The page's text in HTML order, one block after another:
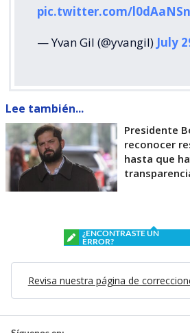
pic.twitter.com/
— Yvan Gil (@yvangil) July
Lee también...
Presidente
reconocer
hasta que
¿ENCONTRASTE UN
ERROR?
Revisa nuestra página de